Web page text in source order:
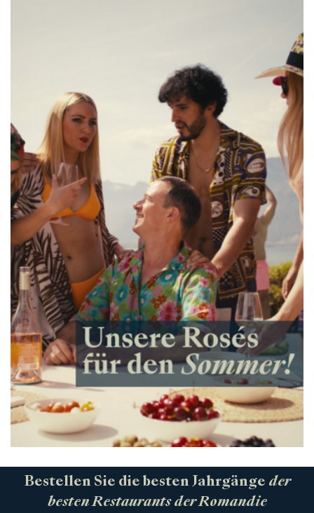
Bestellen Sie die besten Jahrgänge der
besten Restaurants der Romandie